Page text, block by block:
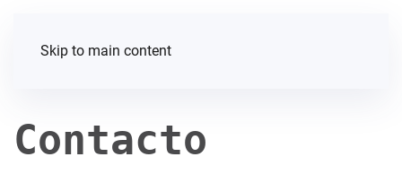
Skip to main content
Contacto